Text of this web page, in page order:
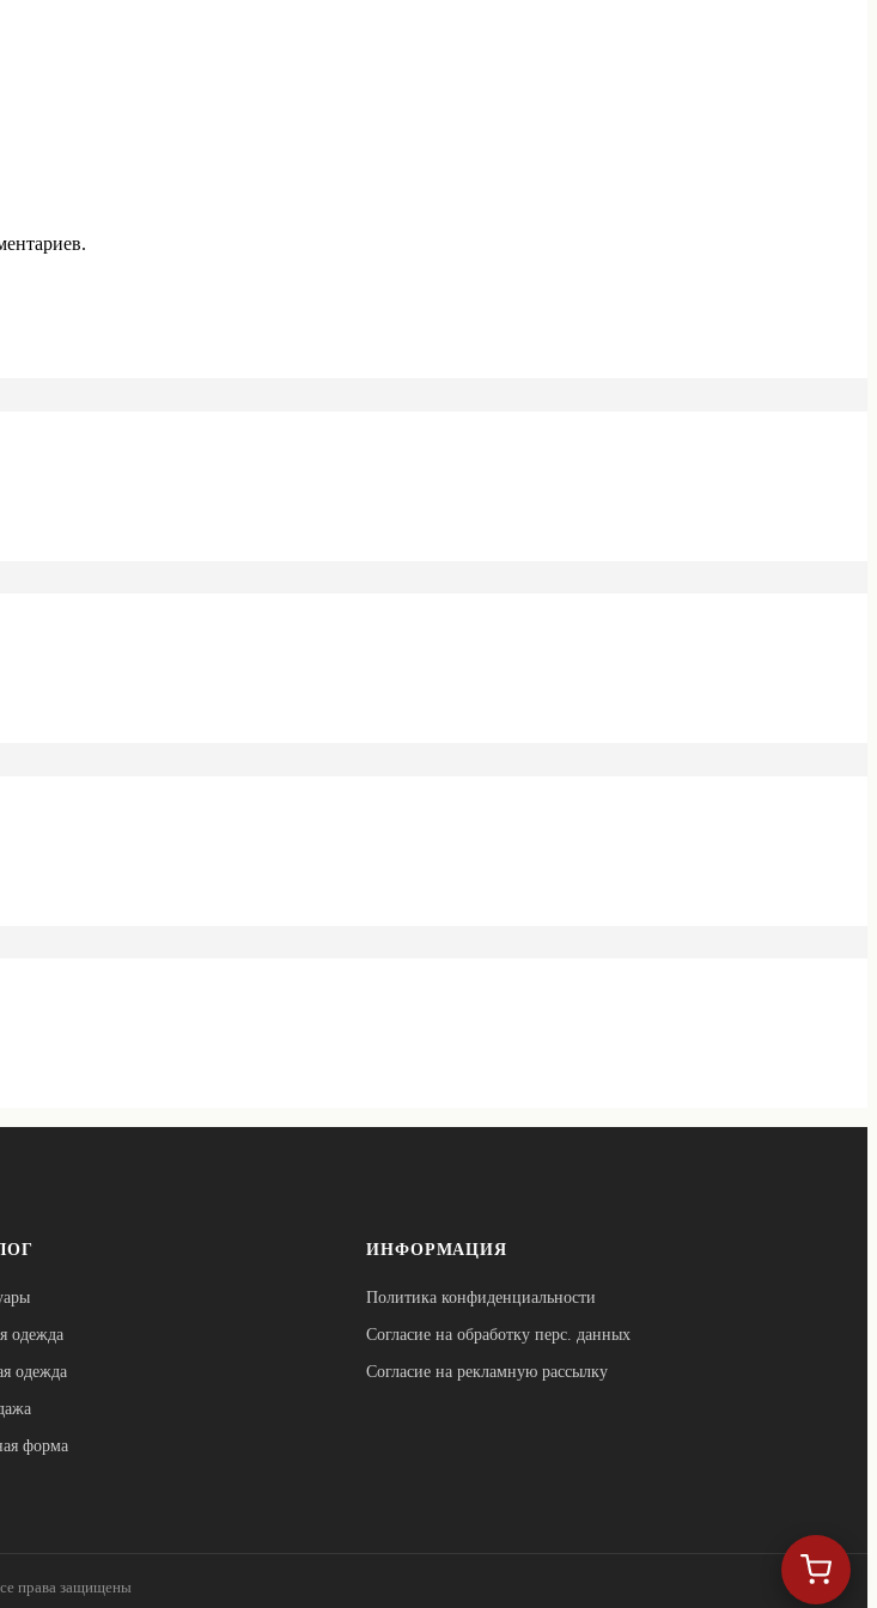
одежда
одежда
форма
ИНФОРМАЦИЯ
Политика конфиденциальности
Согласие на обработку перс. данных
Согласие на рекламную рассылку
права защищены